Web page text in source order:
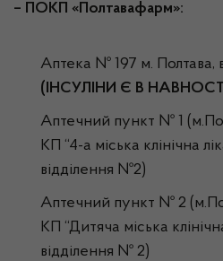
– ПОКП «Полтавафарм»:
Аптека № 197 м. Полтава,
(ІНСУЛІНИ Є В
Аптечний пункт № 1
КП “4-а міська клінічна
відділення №2)
Аптечний пункт № 2
КП “Дитяча міська
відділення № 2)